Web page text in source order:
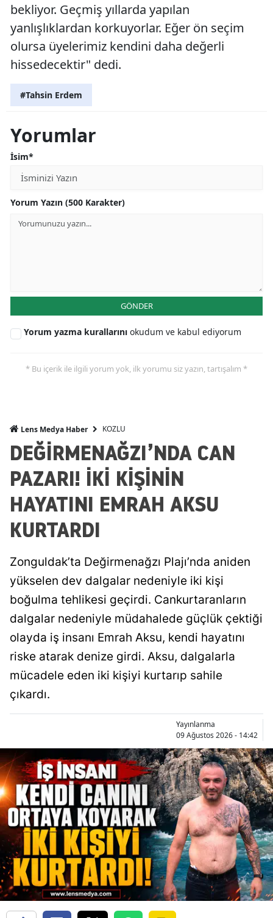
bekliyor. Geçmiş yıllarda yapılan
yanlışlıklardan korkuyorlar. Eğer ön seçim
olursa üyelerimiz kendini daha değerli
hissedecektir" dedi.
#Tahsin Erdem
Yorumlar
İsim*
Yorum Yazın (500 Karakter)
GÖNDER
Yorum yazma kurallarını okudum ve kabul ediyorum
* Bu içerik ile ilgili yorum yok, ilk yorumu siz yazın, tartışalım *
Lens Medya Haber KOZLU
DEĞİRMENAĞZI’NDA CAN
PAZARI! İKİ KİŞİNİN
HAYATINI EMRAH AKSU
KURTARDI
Zonguldak’ta Değirmenağzı Plajı’nda aniden
yükselen dev dalgalar nedeniyle iki kişi
boğulma tehlikesi geçirdi. Cankurtaranların
dalgalar nedeniyle müdahalede güçlük çektiği
olayda iş insanı Emrah Aksu, kendi hayatını
riske atarak denize girdi. Aksu, dalgalarla
mücadele eden iki kişiyi kurtarıp sahile
çıkardı.
Yayınlanma
09 Ağustos 2026 - 14:42